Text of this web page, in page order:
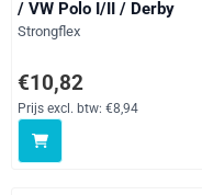
/ VW Polo I/II / Derby
Merk:
Strongflex
Prijs: 10,82, exclusief btw:
€10,82
Prijs excl. btw: €8,94